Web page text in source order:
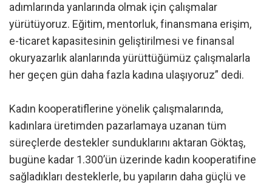
adımlarında yanlarında olmak için çalışmalar
yürütüyoruz. Eğitim, mentorluk, finansmana erişim,
e-ticaret kapasitesinin geliştirilmesi ve finansal
okuryazarlık alanlarında yürüttüğümüz çalışmalarla
her geçen gün daha fazla kadına ulaşıyoruz” dedi.
Kadın kooperatiflerine yönelik çalışmalarında,
kadınlara üretimden pazarlamaya uzanan tüm
süreçlerde destekler sunduklarını aktaran Göktaş,
bugüne kadar 1.300’ün üzerinde kadın kooperatifine
sağladıkları desteklerle, bu yapıların daha güçlü ve